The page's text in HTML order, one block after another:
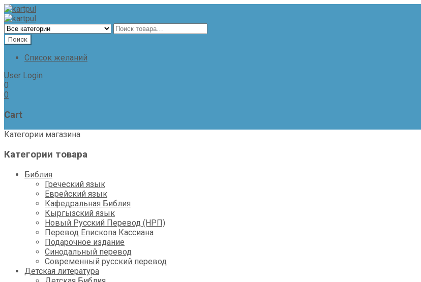
Список желаний
User Login
0
0
Cart
Категории магазина
Категории товара
Библия
Греческий язык
Еврейский язык
Кафедральная Библия
Кыргызский язык
Новый Русский Перевод (НРП)
Перевод Епископа Кассиана
Подарочное издание
Синодальный перевод
Современный русский перевод
Детская литература